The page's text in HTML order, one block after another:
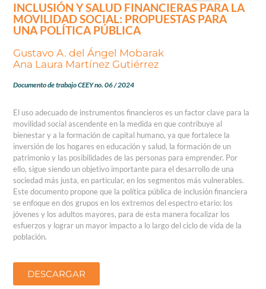
INCLUSIÓN Y SALUD FINANCIERAS PARA LA
MOVILIDAD SOCIAL: PROPUESTAS PARA
UNA POLÍTICA PÚBLICA
Gustavo A. del Ángel Mobarak
Ana Laura Martínez Gutiérrez
Documento de trabajo CEEY no. 06 / 2024
El uso adecuado de instrumentos financieros es un factor clave para la
movilidad social ascendente en la medida en que contribuye al
bienestar y a la formación de capital humano, ya que fortalece la
inversión de los hogares en educación y salud, la formación de un
patrimonio y las posibilidades de las personas para emprender. Por
ello, sigue siendo un objetivo importante para el desarrollo de una
sociedad más justa, en particular, en los segmentos más vulnerables.
Este documento propone que la política pública de inclusión financiera
se enfoque en dos grupos en los extremos del espectro etario: los
jóvenes y los adultos mayores, para de esta manera focalizar los
esfuerzos y lograr un mayor impacto a lo largo del ciclo de vida de la
población.
DESCARGAR